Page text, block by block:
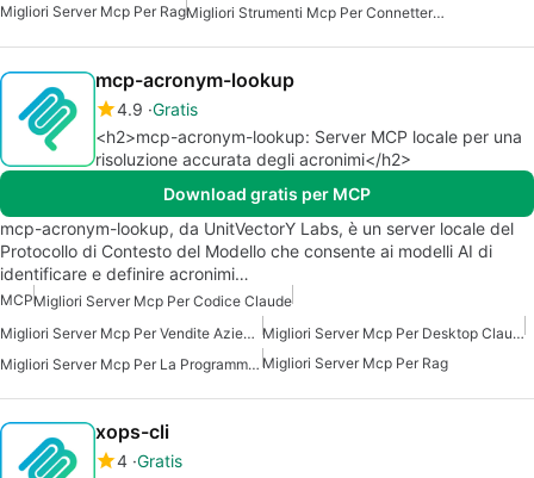
Migliori Server Mcp Per Rag
Migliori Strumenti Mcp Per Connettersi Ai Dati
mcp-acronym-lookup
4.9 Gratis
<h2>mcp-acronym-lookup: Server MCP locale per una
risoluzione accurata degli acronimi</h2>
Download gratis per MCP
mcp-acronym-lookup, da UnitVectorY Labs, è un server locale del
Protocollo di Contesto del Modello che consente ai modelli AI di
identificare e definire acronimi…
MCPMigliori Server Mcp Per Codice Claude
Migliori Server Mcp Per Vendite Aziendali Marketing
Migliori Server Mcp Per Desktop Claude
Migliori Server Mcp Per La Programmazione Migliori Server Mcp Per Rag
xops-cli
4 Gratis